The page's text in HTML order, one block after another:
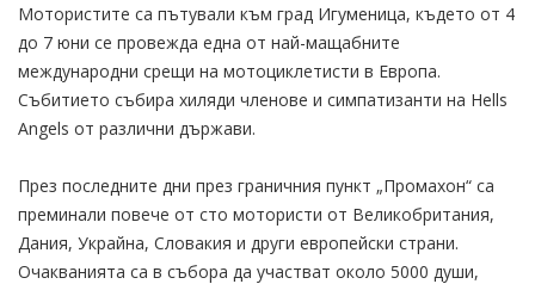
Мотористите са пътували към град Игуменица, където от 4
до 7 юни се провежда една от най-мащабните
международни срещи на мотоциклетисти в Европа.
Събитието събира хиляди членове и симпатизанти на Hells
Angels от различни държави.
През последните дни през граничния пункт „Промахон“ са
преминали повече от сто мотористи от Великобритания,
Дания, Украйна, Словакия и други европейски страни.
Очакванията са в събора да участват около 5000 души,